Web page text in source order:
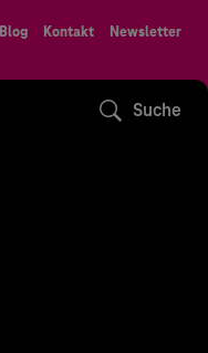
Blog Kontakt Newsletter
Suche